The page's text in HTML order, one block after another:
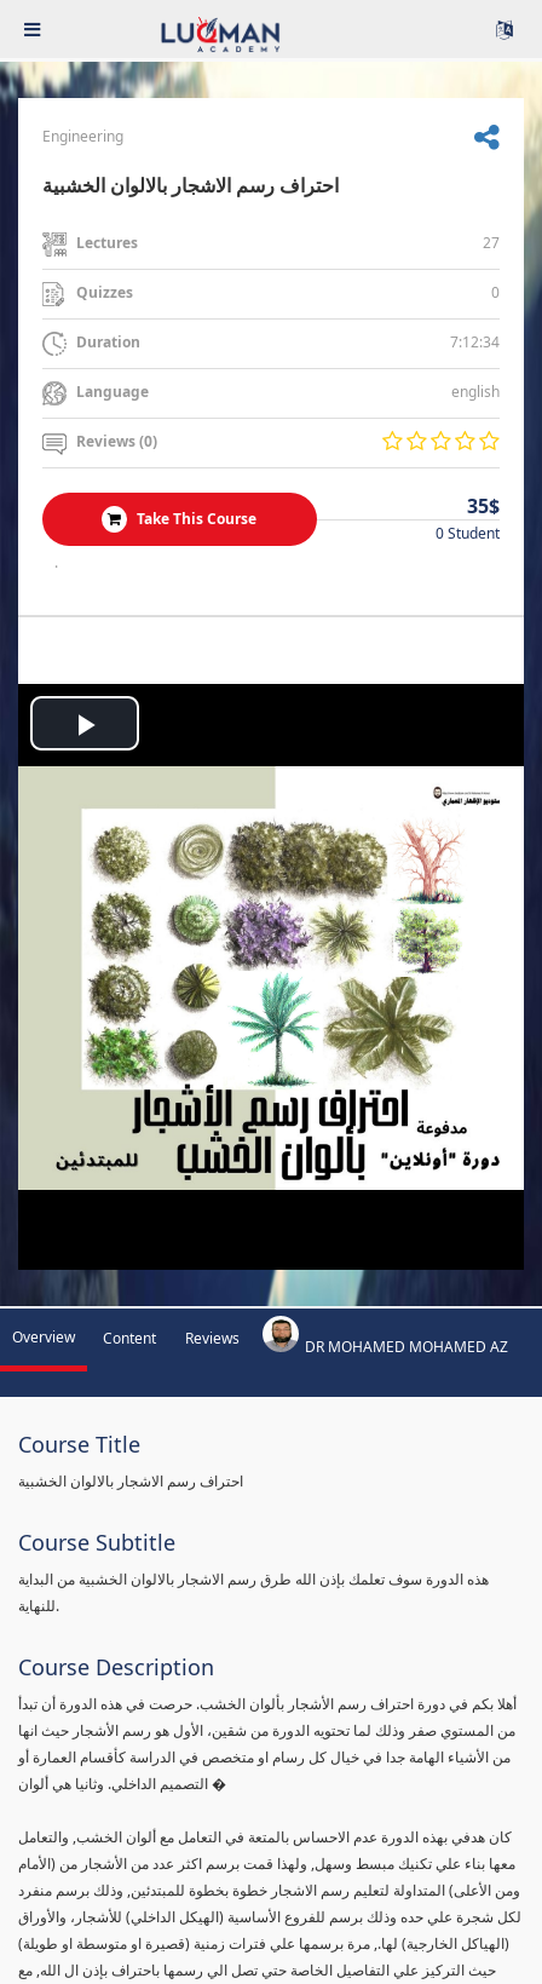
Engineering
احتراف رسم الاشجار بالالوان الخشبية
Lectures 27
Quizzes 0
Duration 7:12:34
Language english
Reviews (0)
Take This Course 35$
0 Student
.
Play
Video
Overview Content Reviews DR MOHAMED MOHAMED AZ
Course Title
احتراف رسم الاشجار بالالوان الخشبية
Course Subtitle
هذه الدورة سوف تعلمك بإذن الله طرق رسم الاشجار بالالوان الخشبية من البداية
للنهاية.
Course Description
أهلا بكم في دورة احتراف رسم الأشجار بألوان الخشب. حرصت في هذه الدورة أن تبدأ
من المستوي صفر وذلك لما تحتويه الدورة من شقين، الأول هو رسم الأشجار حيث انها
من الأشياء الهامة جدا في خيال كل رسام او متخصص في الدراسة كأقسام العمارة أو
التصميم الداخلي. وثانيا هي ألوان �
كان هدفي بهذه الدورة عدم الاحساس بالمتعة في التعامل مع ألوان الخشب, والتعامل
معها بناء علي تكنيك مبسط وسهل, ولهذا قمت برسم اكثر عدد من الأشجار من (الأمام
ومن الأعلى) المتداولة لتعليم رسم الاشجار خطوة بخطوة للمبتدئين, وذلك برسم منفرد
لكل شجرة علي حده وذلك برسم للفروع الأساسية (الهيكل الداخلي) للأشجار، والأوراق
(الهياكل الخارجية) لها., مرة برسمها علي فترات زمنية (قصيرة او متوسطة او طويلة)
حيث التركيز علي التفاصيل الخاصة حتي تصل الي رسمها باحتراف بإذن ال الله, مع